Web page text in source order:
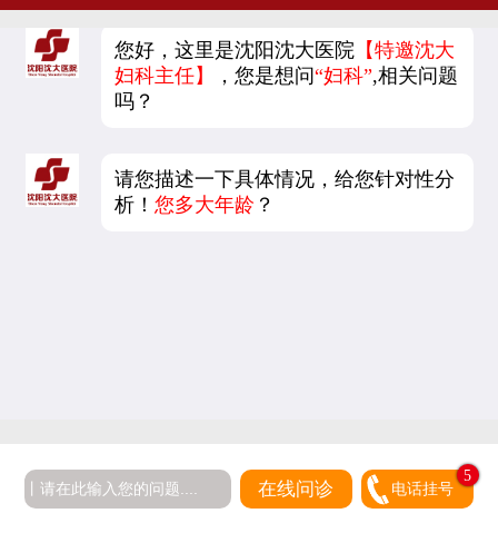
您好，这里是沈阳沈大医院 【特邀沈大
妇科主任】
，您是想问“妇科”,相关问题
吗？
请您描述一下具体情况，给您针对性分
析！您多大年龄 ？
在线问诊 电话挂号
5